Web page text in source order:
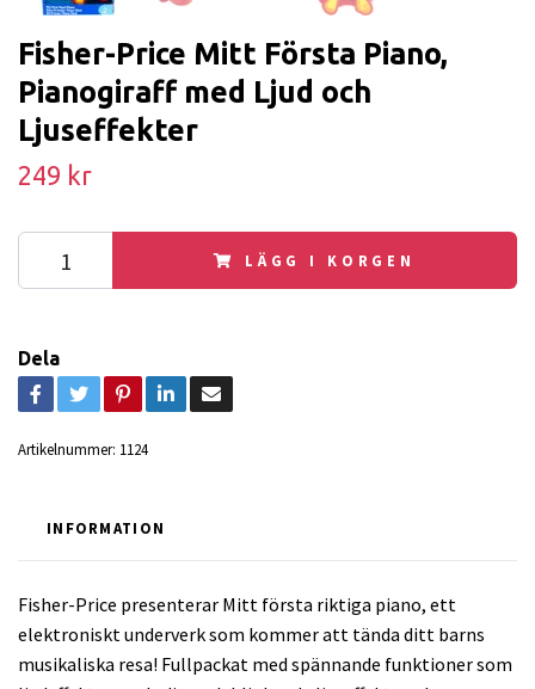
Fisher-Price Mitt Första Piano,
Pianogiraff med Ljud och
Ljuseffekter
249 kr
LÄGG I KORGEN
Dela
Artikelnummer: 1124
INFORMATION
Fisher-Price presenterar Mitt första riktiga piano, ett
elektroniskt underverk som kommer att tända ditt barns
musikaliska resa! Fullpackat med spännande funktioner som